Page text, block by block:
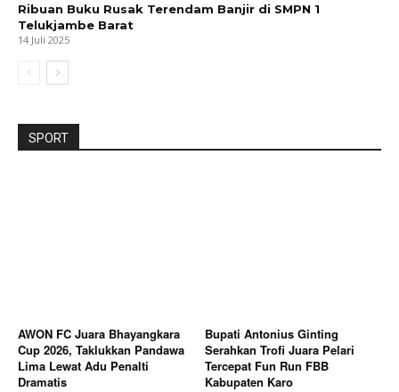
Ribuan Buku Rusak Terendam Banjir di SMPN 1
Telukjambe Barat
14 Juli 2025
SPORT
AWON FC Juara Bhayangkara
Cup 2026, Taklukkan Pandawa
Lima Lewat Adu Penalti
Dramatis
Bupati Antonius Ginting
Serahkan Trofi Juara Pelari
Tercepat Fun Run FBB
Kabupaten Karo